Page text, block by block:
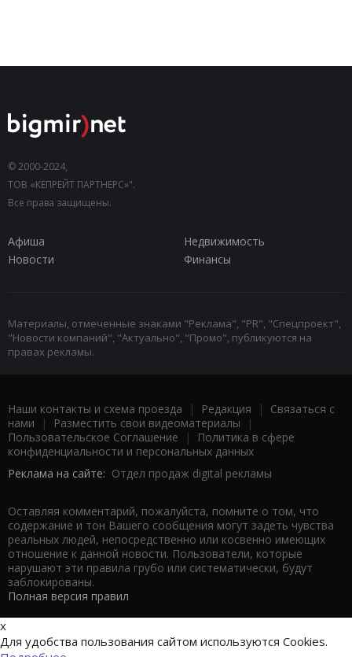
© 2000-2024,
ТОВ «КЕПРЕЙТ ПАРТНЕРС»".
Все права защищены.
Афиша
Недвижимость
Новости
Финансы
Материалы, отмеченные знаками "Реклама", "PR", "Спецпроект",
"Новости компаний", "Актуально", "Промо", публикуются на
правах рекламы.
Наши контакты и схема проезда | Редакция | Связаться с
нами | Разместить свои видеоматериалы |
Пользовательское Соглашение |
Политика в сфере
конфиденциальности и персональных данных
Реклама на сайте: Отдел продаж digital рекламы
Оставляя комментарий, пожалуйста, помните о том, что
содержание и тон Вашего сообщения могут задеть чувства
реальных людей, непосредственно или косвенно имеющих
отношение к данной новости. Пользователи, которые
нарушают эти правила грубо или систематически, будут
заблокированы.
Полная версия правил
x
Для удобства пользования сайтом используются Cookies.